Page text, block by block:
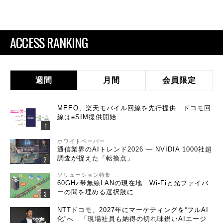
ACCESS RANKING
週間 月間 会員限定
MEEQ、楽天モバイル回線を先行提供 ドコモ回
線はeSIM提供開始
ホワイトペーパー
通信業界のAIトレンド2026 ― NVIDIA 1000社超
調査が捉えた「転換点」
ソリューション特集
60GHz帯無線LANの現在地 Wi-Fiと光ファイバ
ーの間を埋める選択肢に
NTTドコモ、2027年にマーケティングを“フルAI
化”へ 「現場社員も納得の切れ味鋭いAIエージ